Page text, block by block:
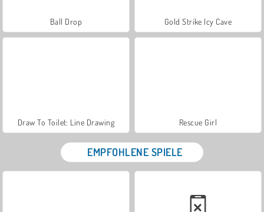
Ball Drop Gold Strike Icy Cave
Draw To Toilet: Line Drawing Rescue Girl
EMPFOHLENE SPIELE